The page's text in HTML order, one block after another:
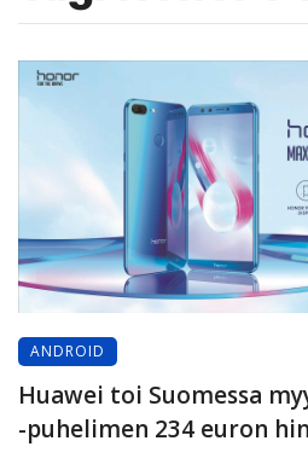
ANDROID
Huawei toi Suomessa
-puhelimen 234 euron